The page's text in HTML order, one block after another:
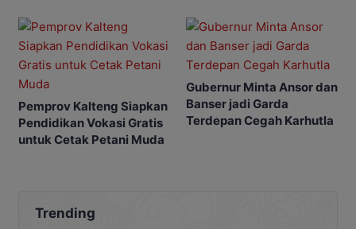
Pemprov Kalteng Siapkan
Pendidikan Vokasi Gratis
untuk Cetak Petani Muda
Gubernur Minta Ansor dan
Banser jadi Garda
Terdepan Cegah Karhutla
Trending